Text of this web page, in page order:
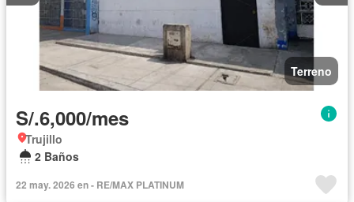
Terreno
S/.6,000/mes
Trujillo
2 Baños
22 may. 2026 en - RE/MAX PLATINUM